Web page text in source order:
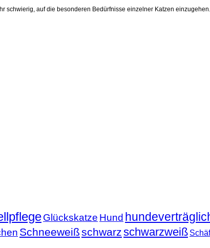
auf die besonderen Bedürfnisse einzelner Katzen
Glückskatze Hund
Schneeweißschwarzschwarzweiß